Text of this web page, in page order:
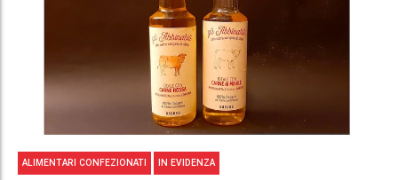
ALIMENTARI CONFEZIONATI IN EVIDENZA